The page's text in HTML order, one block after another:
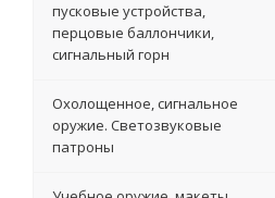
пусковые устройства,
перцовые баллончики,
сигнальный горн
Охолощенное, сигнальное
оружие. Светозвуковые
патроны